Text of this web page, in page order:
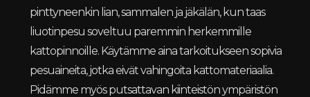
pinttyneenkin lian, sammalen ja jäkälän, kun taas
liuotinpesu soveltuu paremmin herkemmille
kattopinnoille. Käytämme aina tarkoitukseen sopivia
pesuaineita, jotka eivät vahingoita kattomateriaalia.
Pidämme myös putsattavan kiinteistön ympäristön